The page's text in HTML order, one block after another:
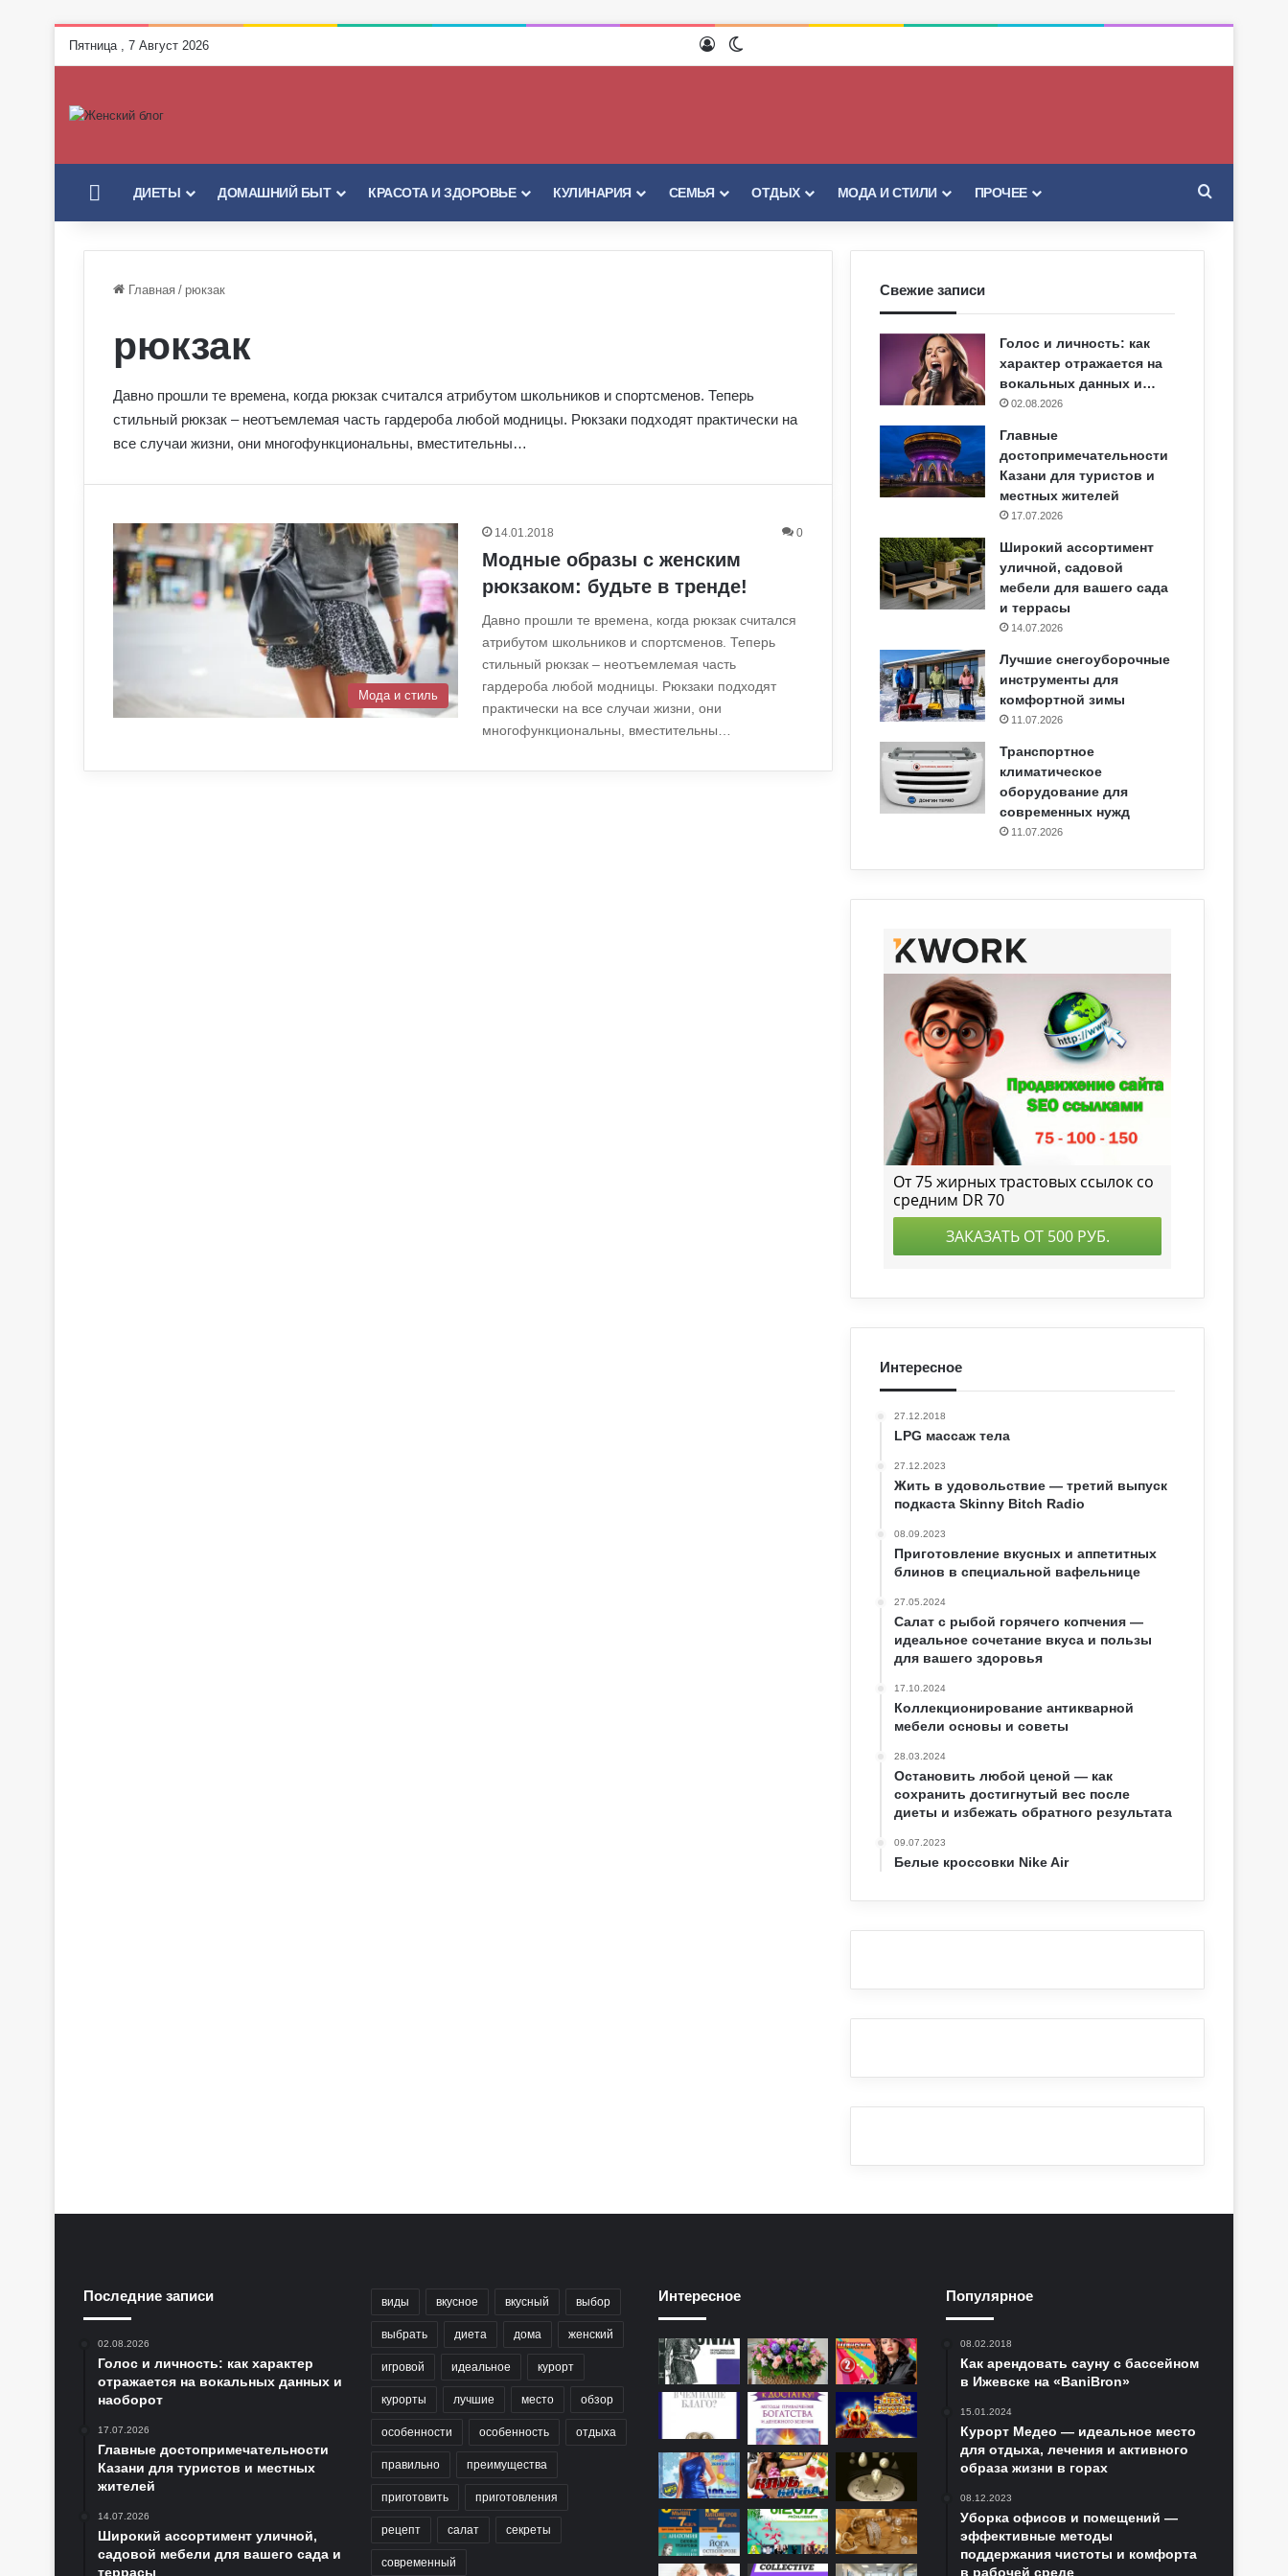
Пятница , 7 Август 2026 ВойтиSwitch skin
ГЛАВНАЯ
ДИЕТЫ ДОМАШНИЙ БЫТ КРАСОТА И ЗДОРОВЬЕ КУЛИНАРИЯ СЕМЬЯ ОТДЫХ МОДА И СТИЛИ ПРОЧЕЕ
Главная / рюкзак
рюкзак
Давно прошли те времена, когда рюкзак считался атрибутом школьников и спортсменов. Теперь
стильный рюкзак – неотъемлемая часть гардероба любой модницы. Рюкзаки подходят практически на
все случаи жизни, они многофункциональны, вместительны…
Мода и стиль
14.01.2018 0
Модные образы с женским
рюкзаком: будьте в тренде!
Давно прошли те времена, когда рюкзак считался
атрибутом школьников и спортсменов. Теперь
стильный рюкзак – неотъемлемая часть
гардероба любой модницы. Рюкзаки подходят
практически на все случаи жизни, они
многофункциональны, вместительны…
Свежие записи
Голос и личность: как
характер отражается на
вокальных данных и…
02.08.2026
Главные
достопримечательности
Казани для туристов и
местных жителей
17.07.2026
Широкий ассортимент
уличной, садовой
мебели для вашего сада
и террасы
14.07.2026
Лучшие снегоуборочные
инструменты для
комфортной зимы
11.07.2026
Транспортное
климатическое
оборудование для
современных нужд
11.07.2026
Интересное
27.12.2018
LPG массаж тела
27.12.2023
Жить в удовольствие — третий выпуск
подкаста Skinny Bitch Radio
08.09.2023
Приготовление вкусных и аппетитных
блинов в специальной вафельнице
27.05.2024
Салат с рыбой горячего копчения —
идеальное сочетание вкуса и пользы
для вашего здоровья
17.10.2024
Коллекционирование антикварной
мебели основы и советы
28.03.2024
Остановить любой ценой — как
сохранить достигнутый вес после
диеты и избежать обратного результата
09.07.2023
Белые кроссовки Nike Air
Последние записи
02.08.2026
Голос и личность: как характер
отражается на вокальных данных и
наоборот
17.07.2026
Главные достопримечательности
Казани для туристов и местных
жителей
14.07.2026
Широкий ассортимент уличной,
садовой мебели для вашего сада и
террасы
виды вкусное вкусный выбор
выбрать диета дома женский
игровой идеальное курорт
курорты лучшие место обзор
особенности особенность отдыха
правильно преимущества
приготовить приготовления
рецепт салат секреты
современный
Интересное Популярное
08.02.2018
Как арендовать сауну с бассейном
в Ижевске на «BaniBron»
15.01.2024
Курорт Медео — идеальное место
для отдыха, лечения и активного
образа жизни в горах
08.12.2023
Уборка офисов и помещений —
эффективные методы
поддержания чистоты и комфорта
в рабочей среде